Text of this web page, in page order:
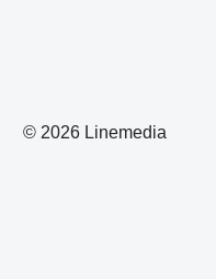
© 2026 Linemedia